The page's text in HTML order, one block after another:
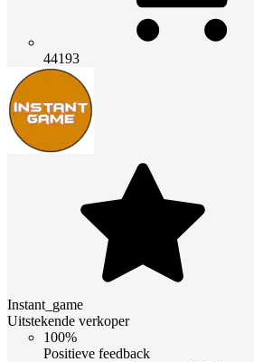
44193
Instant_game
Uitstekende verkoper
100%
Positieve feedback